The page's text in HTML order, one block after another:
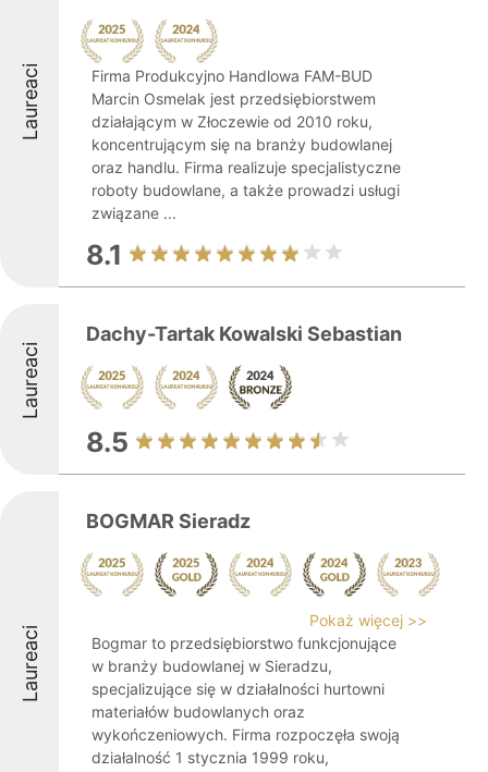
Laureaci
Firma Produkcyjno Handlowa FAM-BUD
Marcin Osmelak jest przedsiębiorstwem
działającym w Złoczewie od 2010 roku,
koncentrującym się na branży budowlanej
oraz handlu. Firma realizuje specjalistyczne
roboty budowlane, a także prowadzi usługi
związane ...
8.1
Laureaci
Dachy-Tartak Kowalski Sebastian
8.5
Laureaci
BOGMAR Sieradz
Pokaż więcej >>
Bogmar to przedsiębiorstwo funkcjonujące
w branży budowlanej w Sieradzu,
specjalizujące się w działalności hurtowni
materiałów budowlanych oraz
wykończeniowych. Firma rozpoczęła swoją
działalność 1 stycznia 1999 roku,